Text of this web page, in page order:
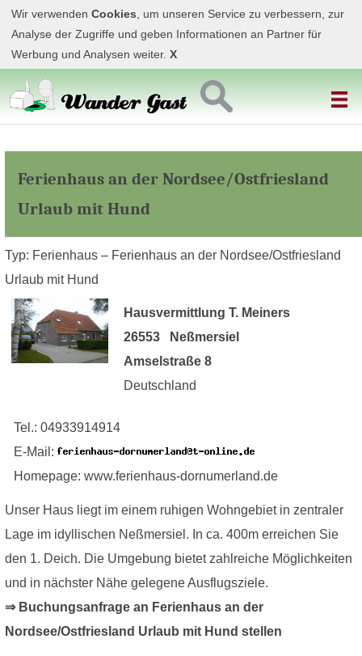
Wir verwenden Cookies , um unseren Service zu verbessern, zur
Analyse der Zugriffe und geben Informationen an Partner für
Werbung und Analysen weiter. X
Ferienhaus an der Nordsee/Ostfriesland
Urlaub mit Hund
Typ: Ferienhaus – Ferienhaus an der Nordsee/Ostfriesland
Urlaub mit Hund
Hausvermittlung T. Meiners
26553 Neßmersiel
Amselstraße 8
Deutschland
Tel.: 04933914914
E-Mail:
Homepage: www.ferienhaus-dornumerland.de
Unser Haus liegt im einem ruhigen Wohngebiet in zentraler
Lage im idyllischen Neßmersiel. In ca. 400m erreichen Sie
den 1. Deich. Die Umgebung bietet zahlreiche Möglichkeiten
und in nächster Nähe gelegene Ausflugsziele.
⇒ Buchungsanfrage an Ferienhaus an der
Nordsee/Ostfriesland Urlaub mit Hund stellen